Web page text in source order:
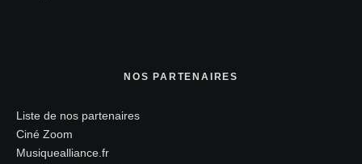
NOS PARTENAIRES
Liste de nos partenaires
Ciné Zoom
Musiquealliance.fr